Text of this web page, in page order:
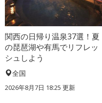
関西の日帰り温泉37選！夏
の琵琶湖や有馬でリフレッ
シュしよう
全国
2026年8月7日 18:25 更新